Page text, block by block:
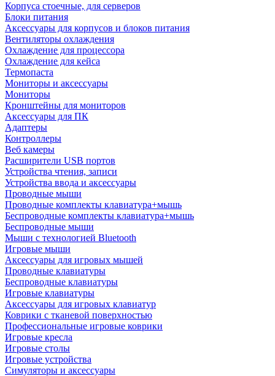
Корпуса стоечные, для серверов
Блоки питания
Аксессуары для корпусов и блоков питания
Вентиляторы охлаждения
Охлаждение для процессора
Охлаждение для кейса
Термопаста
Мониторы и аксессуары
Мониторы
Кронштейны для мониторов
Аксессуары для ПК
Адаптеры
Контроллеры
Веб камеры
Расширители USB портов
Устройства чтения, записи
Устройства ввода и аксессуары
Проводные мыши
Проводные комплекты клавиатура+мышь
Беспроводные комплекты клавиатура+мышь
Беспроводные мыши
Мыши с технологией Bluetooth
Игровые мыши
Аксессуары для игровых мышей
Проводные клавиатуры
Беспроводные клавиатуры
Игровые клавиатуры
Аксессуары для игровых клавиатур
Коврики с тканевой поверхностью
Профессиональные игровые коврики
Игровые кресла
Игровые столы
Игровые устройства
Симуляторы и аксессуары